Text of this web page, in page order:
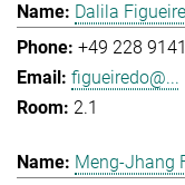
Dalila
+49 228
figueiredo@...
2.1
Meng-Jhang